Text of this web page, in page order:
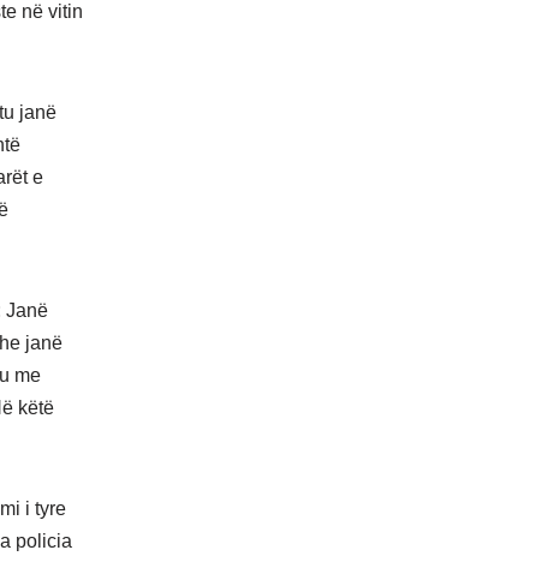
në vitin
janë
e
Janë
janë
me
këtë
i tyre
policia